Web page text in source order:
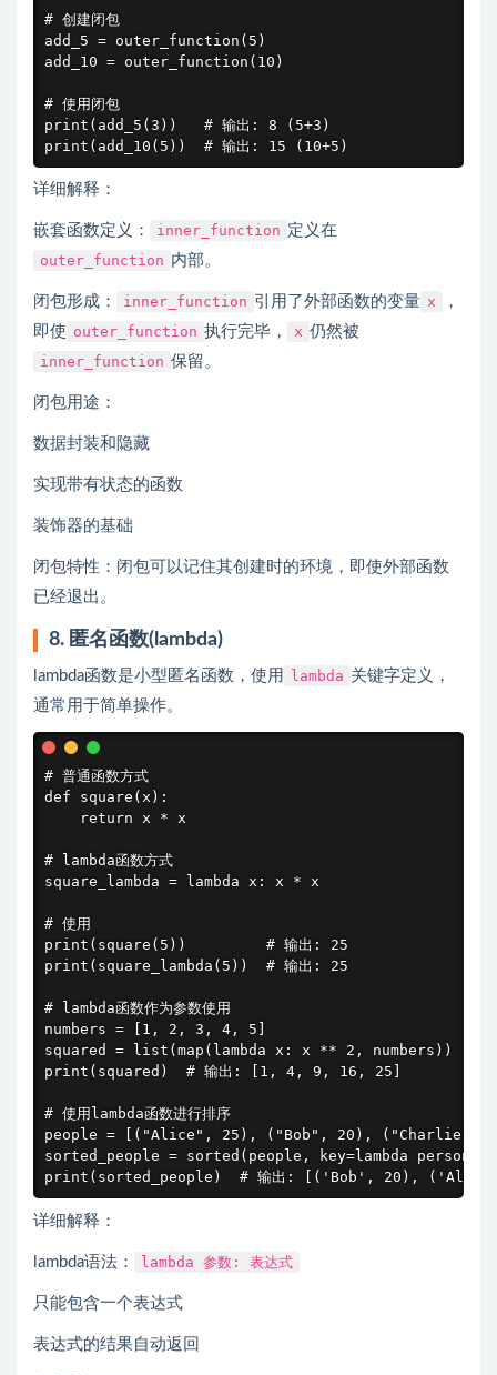
# 创建闭包
add_5 = outer_function(5)
add_10 = outer_function(10)
# 使用闭包
print(add_5(3))   # 输出: 8 (5+3)
print(add_10(5))  # 输出: 15 (10+5)
详细解释：
嵌套函数定义： inner_function 定义在
outer_function 内部。
闭包形成： inner_function 引用了外部函数的变量 x
，
即使 outer_function 执行完毕， x 仍然被
inner_function 保留。
闭包用途：
数据封装和隐藏
实现带有状态的函数
装饰器的基础
闭包特性：闭包可以记住其创建时的环境，即使外部函数
已经退出。
8. 匿名函数(lambda)
lambda函数是小型匿名函数，使用 lambda 关键字定义，
通常用于简单操作。
# 普通函数方式
def square(x):
    return x * x
# lambda函数方式
square_lambda = lambda x: x * x
# 使用
print(square(5))         # 输出: 25
print(square_lambda(5))  # 输出: 25
# lambda函数作为参数使用
numbers = [1, 2, 3, 4, 5]
squared = list(map(lambda x: x ** 2, numbers))
print(squared)  # 输出: [1, 4, 9, 16, 25]
# 使用lambda函数进行排序
people = [("Alice", 25), ("Bob", 20), ("Charlie",
sorted_people = sorted(people, key=lambda person:
print(sorted_people)  # 输出: [('Bob', 20),
详细解释：
lambda语法： lambda 参数: 表达式
只能包含一个表达式
表达式的结果自动返回